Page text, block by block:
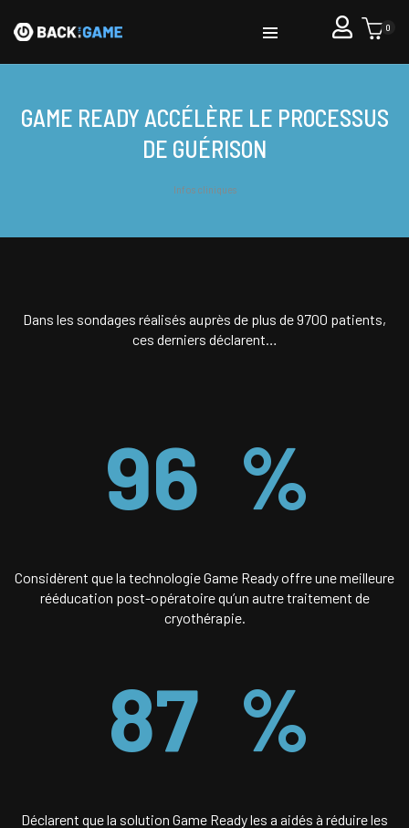
0
GAME READY ACCÉLÈRE LE PROCESSUS
DE GUÉRISON
Infos cliniques
Dans les sondages réalisés auprès de plus de 9700 patients,
ces derniers déclarent…
96 %
Considèrent que la technologie Game Ready offre une meilleure
rééducation post-opératoire qu’un autre traitement de
cryothérapie.
87 %
Déclarent que la solution Game Ready les a aidés à réduire les